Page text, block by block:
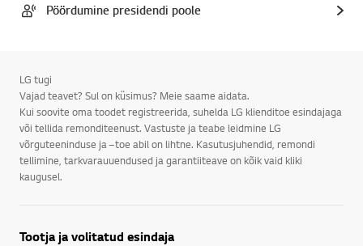
Pöördumine presidendi poole
LG tugi
Vajad teavet? Sul on küsimus? Meie saame aidata.
Kui soovite oma toodet registreerida, suhelda LG klienditoe esindajaga
või tellida remonditeenust. Vastuste ja teabe leidmine LG
võrguteeninduse ja –toe abil on lihtne. Kasutusjuhendid, remondi
tellimine, tarkvarauuendused ja garantiiteave on kõik vaid kliki
kaugusel.
Tootja ja volitatud esindaja